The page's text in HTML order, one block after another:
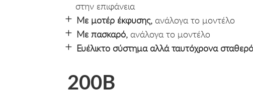
στην επιφάνεια
Με μοτέρ έκφυσης, ανάλογα το μοντέλο
Με πασκαρό, ανάλογα το μοντέλο
Ευέλικτο σύστημα αλλά ταυτόχρονα
200B